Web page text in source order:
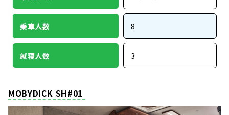
乗車人数 8
就寝人数 3
MOBYDICK SH#01